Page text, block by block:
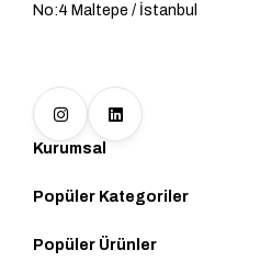
No:4 Maltepe / İstanbul
Kurumsal
Popüler Kategoriler
Popüler Ürünler